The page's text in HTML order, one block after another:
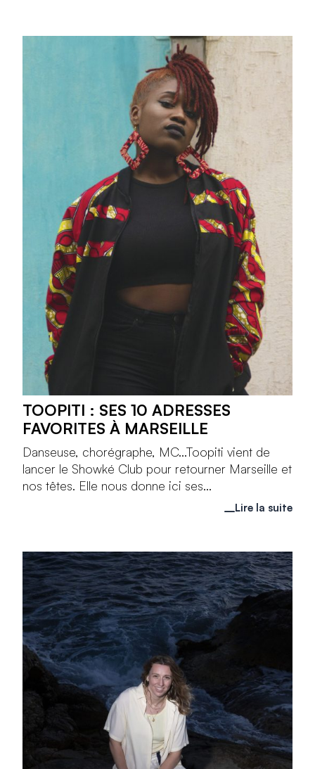
TOOPITI : SES 10 ADRESSES
FAVORITES À MARSEILLE
Danseuse, chorégraphe, MC...Toopiti vient de
lancer le Showké Club pour retourner Marseille et
nos têtes. Elle nous donne ici ses...
Lire la suite